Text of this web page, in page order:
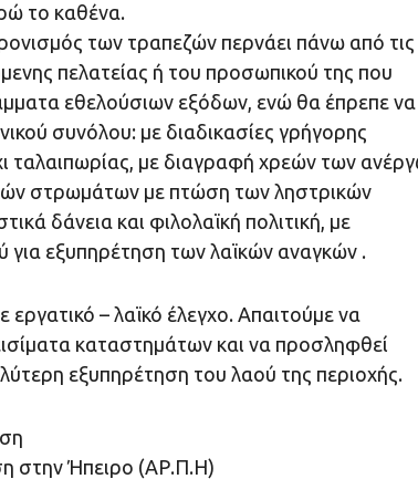
το καθένα.
των τραπεζών περνάει πάνω από τις
πελατείας ή του προσωπικού της που
εθελούσιων εξόδων, ενώ θα έπρεπε να
συνόλου: με διαδικασίες γρήγορης
ταλαιπωρίας, με διαγραφή χρεών των
στρωμάτων με πτώση των ληστρικών
δάνεια και φιλολαϊκή πολιτική, με
για εξυπηρέτηση των λαϊκών αναγκών .
εργατικό – λαϊκό έλεγχο. Απαιτούμε να
καταστημάτων και να προσληφθεί
εξυπηρέτηση του λαού της περιοχής.
στην Ήπειρο (ΑΡ.Π.Η)